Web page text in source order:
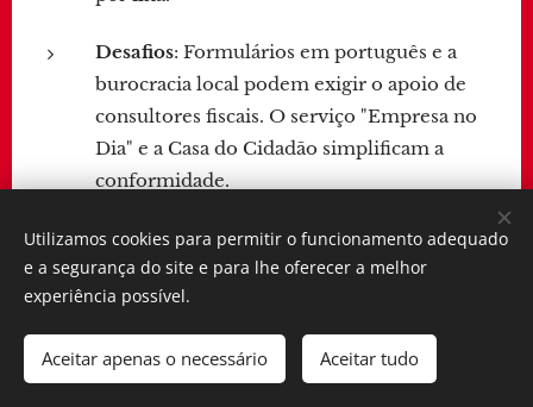
Desafios: Formulários em português e a
burocracia local podem exigir o apoio de
consultores fiscais. O serviço "Empresa no
Dia" e a Casa do Cidadão simplificam a
conformidade.
Ferramentas Digitais: O portal da DGI
(www.financas.gov.cv) oferece formulários,
verificação de NIF e opções de arquivamento
eletrônico, com acessibilidade crescente em
áreas urbanas.
Utilizamos cookies para permitir o funcionamento adequado
e a segurança do site e para lhe oferecer a melhor
experiência possível.
Aceitar apenas o necessário Aceitar tudo